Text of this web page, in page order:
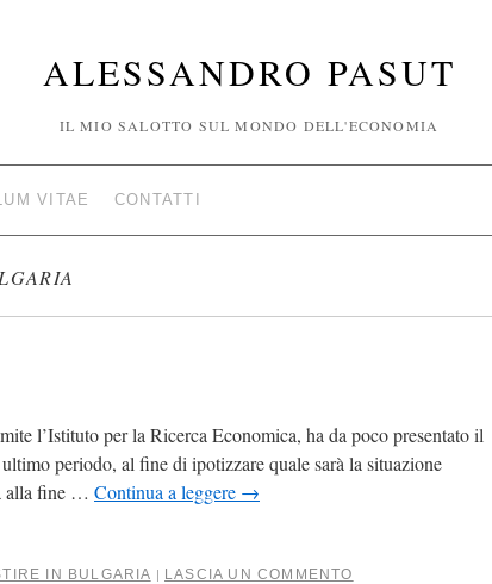
ALESSANDRO PASUT
IL MIO SALOTTO SUL MONDO DELL'ECONOMIA
VITAE CONTATTI
l’Istituto per la Ricerca Economica, ha da poco presentato il
periodo, al fine di ipotizzare quale sarà la situazione
alla fine … Continua a leggere →
IN BULGARIA | LASCIA UN COMMENTO